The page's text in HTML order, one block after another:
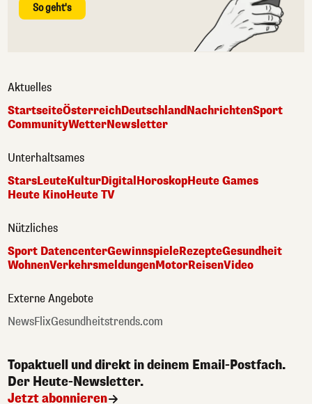
So geht's
Aktuelles
StartseiteÖsterreichDeutschlandNachrichtenSport
CommunityWetterNewsletter
Unterhaltsames
StarsLeuteKulturDigitalHoroskopHeute Games
Heute KinoHeute TV
Nützliches
Sport DatencenterGewinnspieleRezepteGesundheit
WohnenVerkehrsmeldungenMotorReisenVideo
Externe Angebote
NewsFlixGesundheitstrends.com
Topaktuell und direkt in deinem Email-Postfach.
Der Heute-Newsletter.
Jetzt abonnieren